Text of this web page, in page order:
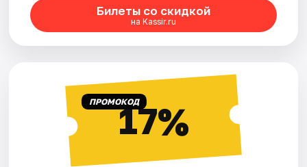
Билеты со скидкой
на Kassir.ru
ПРОМОКОД17%